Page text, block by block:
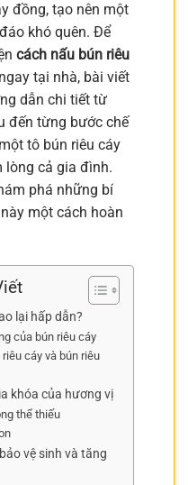
đồng, tạo nên một
khó quên. Để
cách nấu bún riêu
tại nhà, bài viết
dẫn chi tiết từ
đến từng bước chế
tô bún riêu cáy
lòng cả gia đình.
phá những bí
một cách hoàn
lại hấp dẫn?
của bún riêu cáy
cáy và bún riêu
khóa của hương vị
thể thiếu
vệ sinh và tăng